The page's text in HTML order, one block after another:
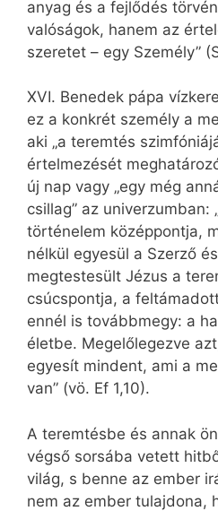
anyag és a fejlődés
valóságok, hanem az
szeretet – egy Személy”
XVI. Benedek pápa
ez a konkrét személy a
aki „a teremtés
értelmezését
új nap vagy „egy még
csillag” az univerzumban:
történelem középpontja,
nélkül egyesül a Szerző
megtestesült Jézus a
csúcspontja, a
ennél is továbbmegy: a
életbe. Megelőlegezve
egyesít mindent, ami a
van” (vö. Ef 1,10).
A teremtésbe és annak
végső sorsába vetett
világ, s benne az ember
nem az ember tulajdona,